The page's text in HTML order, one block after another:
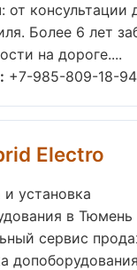
от консультации
Более 6 лет
на дороге....
+7-985-809-18-94
Electro
установка
в Тюмень
сервис